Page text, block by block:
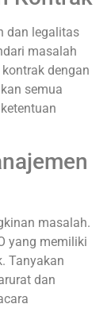
dan legalitas
masalah
dengan
semua
masalah.
yang memiliki
Tanyakan
dan